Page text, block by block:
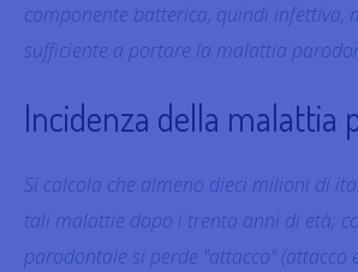
componente batterica, quindi infettiva,
sufficiente a portare la malattia
Incidenza della malattia
Si calcola che almeno dieci milioni di
tali malattie dopo i trenta anni di età;
parodontale si perde "attacco" (attacco